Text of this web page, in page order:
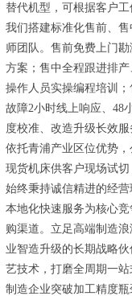
替代机型，可根据客户工
我们搭建标准化售前、
师团队。售前免费上门
方案；售中全程跟进排
操作人员实操编程培训
故障2小时线上响应、48
度校准、改造升级长效
依托青浦产业区位优势
现货机床供客户现场试
始终秉持诚信精进的经
本地化快速服务为核心
购渠道。立足高端制造
业智造升级的长期战略
艺技术，打磨全周期一
制造企业突破加工精度